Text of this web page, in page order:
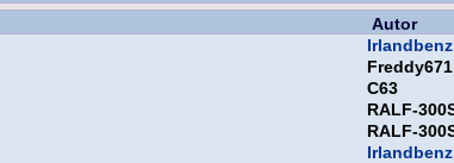
Autor
Irlandbenz
Freddy671
C63
RALF-
RALF-
Irlandbenz